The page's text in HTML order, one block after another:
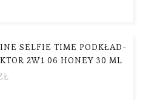
SELFIE TIME PODKŁAD-
2W1 06 HONEY 30 ML